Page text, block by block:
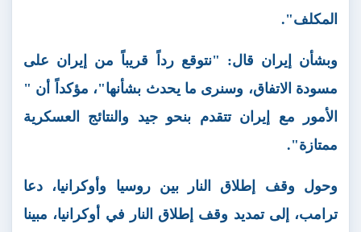
المكلف".
وبشأن إيران قال: "نتوقع رداً قريباً من إيران على
مسودة الاتفاق، وسنرى ما يحدث بشأنها"، مؤكداً أن "
الأمور مع إيران تتقدم بنحو جيد والنتائج العسكرية
ممتازة".
وحول وقف إطلاق النار بين روسيا وأوكرانيا، دعا
ترامب، إلى تمديد وقف إطلاق النار في أوكرانيا، مبينا